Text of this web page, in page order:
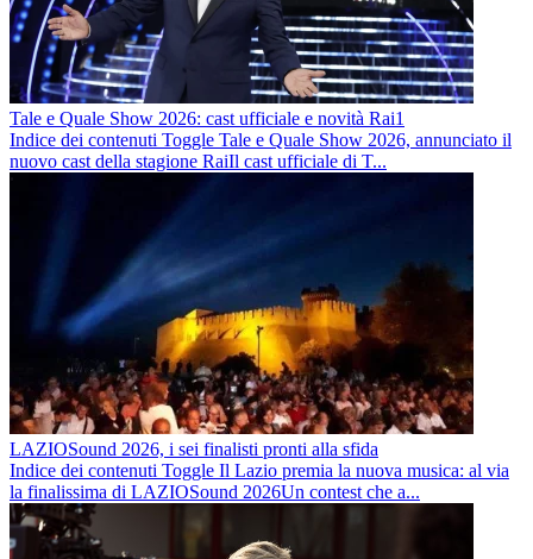
Tale e Quale Show 2026: cast ufficiale e novità Rai1
Indice dei contenuti Toggle Tale e Quale Show 2026, annunciato il
nuovo cast della stagione RaiIl cast ufficiale di T...
LAZIOSound 2026, i sei finalisti pronti alla sfida
Indice dei contenuti Toggle Il Lazio premia la nuova musica: al via
la finalissima di LAZIOSound 2026Un contest che a...